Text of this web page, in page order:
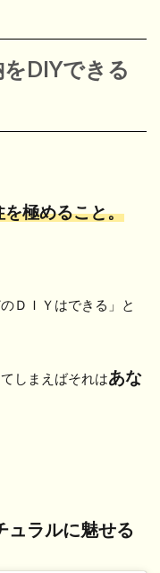
DIYできる
極めること。
ＤＩＹはできる」と
しまえばそれはあな
ュラルに魅せる